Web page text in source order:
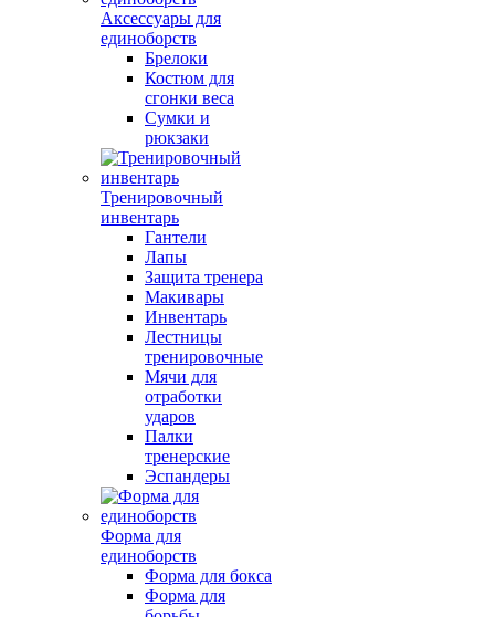
Аксессуары для
единоборств
Брелоки
Костюм для
сгонки веса
Сумки и
рюкзаки
Тренировочный
инвентарь
Гантели
Лапы
Защита тренера
Макивары
Инвентарь
Лестницы
тренировочные
Мячи для
отработки
ударов
Палки
тренерские
Эспандеры
Форма для
единоборств
Форма для бокса
Форма для